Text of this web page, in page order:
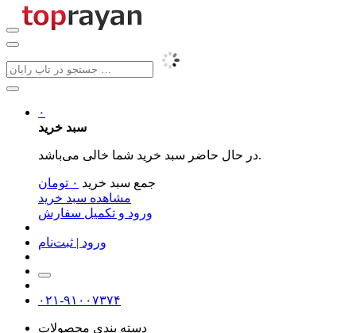
۰
سبد خرید
در حال حاضر سبد خرید شما خالی می‌باشد.
جمع سبد خرید ۰ تومان
مشاهده سبد خرید
ورود و تکمیل سفارش
ورود | ثبت‌نام
۰۲۱-۹۱۰۰۷۳۷۴
دسته بندی محصولات